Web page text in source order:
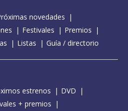
novedades
Festivales
Premios
Listas Guía / directorio
estrenos
DVD
+ premios